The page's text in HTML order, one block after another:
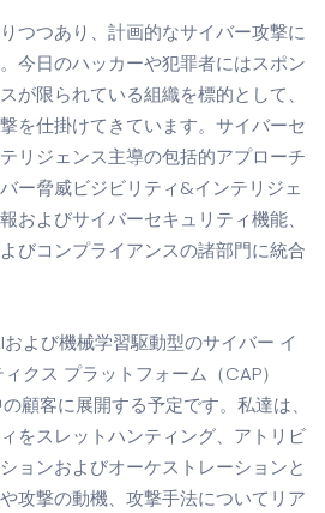
つつあり、計画的なサイバー攻撃に
今日のハッカーや犯罪者にはスポン
が限られている組織を標的として、
を仕掛けてきています。サイバーセ
リジェンス主導の包括的アプローチ
ー脅威ビジビリティ&インテリジェ
およびサイバーセキュリティ機能、
びコンプライアンスの諸部門に統合
および機械学習駆動型のサイバー イ
クス プラットフォーム（CAP）
顧客に展開する予定です。私達は、
をスレットハンティング、アトリビ
ョンおよびオーケストレーションと
攻撃の動機、攻撃手法についてリア